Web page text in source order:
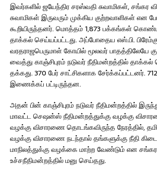
இவர்களில் ஜயேந்திர சரஸ்வதி சுவாமிகள், சங்கர
சுவாமிகள் இருவரும் முக்கிய குற்றவாளிகள் என
கூறியிருந்தனர். மொத்தம் 1,873 பக்கங்கள் கொண்ட
தாக்கல் செய்யப்பட்டது. அப்போதைய எஸ்.பி.
வரதராஜபெருமாள் கோயில் மூலவர் பாதத்திலேயே
வைத்து காஞ்சிபுரம் நடுவர் நீதிமன்றத்தில் தாக்கல்
தக்கது. 370 பேர் சாட்சிகளாக
இணைக்கப் பட்டிருந்தன.
அதன் பின் காஞ்சிபுரம் நடுவர் நீதிமன்றத்தில்
மாவட்ட செஷன்ஸ் நீதிமன்றத்துக்கு வழக்கு
வழக்கு விசாரணை தொடங்கவிருந்த நேரத்தில்,
வழக்கு விசாரணை நடந்தால் தங்களுக்கு நீதி
மாநிலத்துக்கு வழக்கை மாற்ற வேண்டும் என
உச்சநீதிமன்றத்தில் மனு செய்தது.